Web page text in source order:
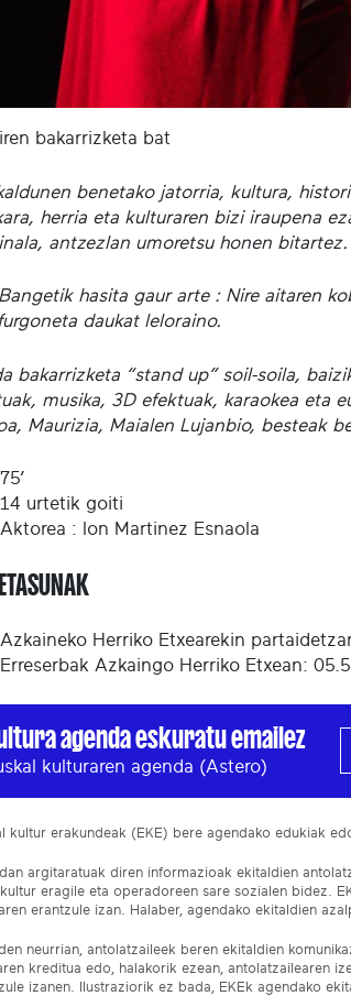
bakarrizketa bat
benetako jatorria, kultura,
herria eta kulturaren bizi iraupena
antzezlan umoretsu honen bitartez.
hasita gaur arte : Nire aitaren
daukat leloraino.
bakarrizketa “stand up” soil-soila,
musika, 3D efektuak, karaokea eta
Maurizia, Maialen Lujanbio, besteak
75’
14 urtetik goiti
Aktorea : Ion Martinez Esnaola
Azkaineko Herriko Etxearekin
Erreserbak Azkaingo Herriko Etxean:
agenda eskuratu emailez
kulturaren agenda (Astero)
kultur erakundeak (EKE) bere agendako edukiak
argitaratuak diren informazioak ekitaldien
eragile eta operadoreen sare sozialen bidez.
erantzule izan. Halaber, agendako ekitaldien
neurrian, antolatzaileek beren ekitaldien
kreditua edo, halakorik ezean, antolatzailearen
izanen. Ilustraziorik ez bada, EKEk agendako